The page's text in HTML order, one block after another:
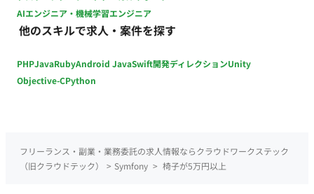
AIエンジニア・機械学習エンジニア
他のスキルで求人・案件を探す
PHPJavaRubyAndroid JavaSwift開発ディレクションUnity
Objective-CPython
フリーランス・副業・業務委託の求人情報ならクラウドワークステック
（旧クラウドテック）
> Symfony > 椅子が5万円以上